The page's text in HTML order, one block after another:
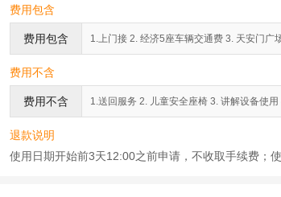
费用包含
费用包含 1.上门接 2. 经济5座车辆交通费 3. 天安门广
费用不含
费用不含 1.送回服务 2. 儿童安全座椅 3. 讲解设备使
退款说明
使用日期开始前3天12:00之前申请，不收取手续费；